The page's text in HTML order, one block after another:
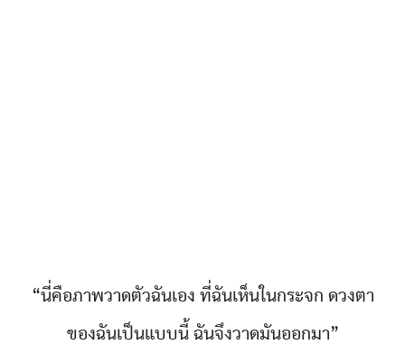
“นี่คือภาพวาดตัวฉันเอง ที่ฉันเห็นในกระจก ดวงตา
ของฉันเป็นแบบนี้ ฉันจึงวาดมันออกมา”